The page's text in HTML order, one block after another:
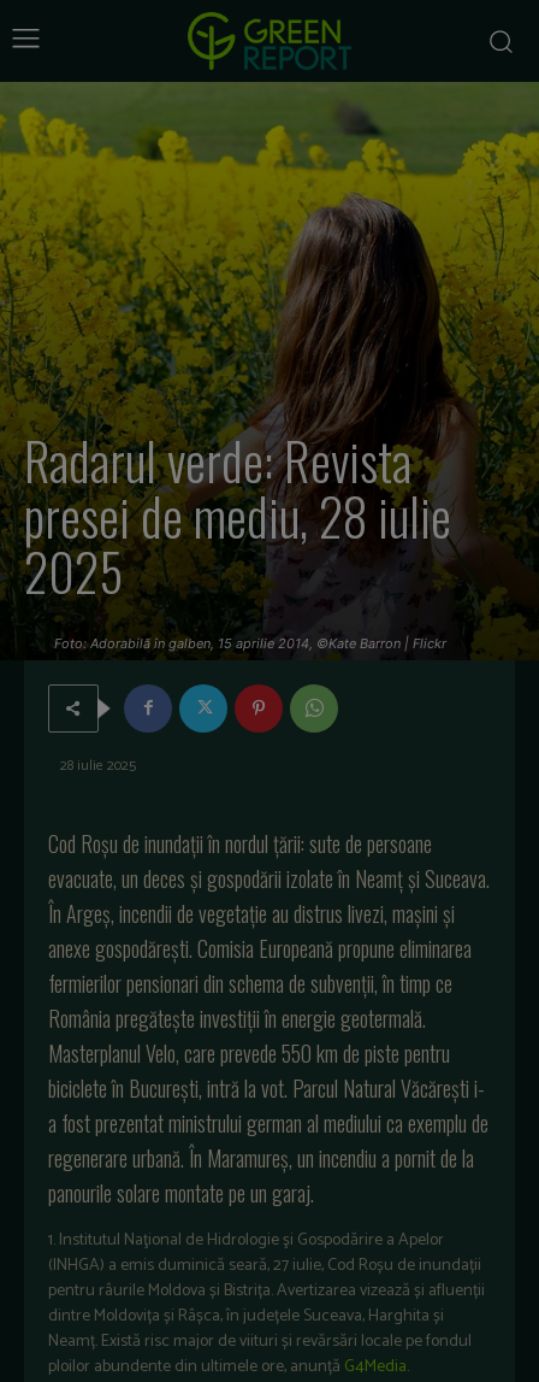
Radarul verde: Revista
presei de mediu, 28 iulie
2025
Foto: Adorabilă în galben, 15 aprilie 2014, ©Kate Barron | Flickr
28 iulie 2025
Cod Roșu de inundațiiîn nordulțării: sute de persoane
evacuate, un deces și gospodării izolateîn Neamț și Suceava.
În Argeș, incendii de vegetație au distrus livezi, mașini și
anexe gospodărești. Comisia Europeană propune eliminarea
fermierilor pensionari din schema de subvenții,în timp ce
România pregătește investițiiîn energie geotermală.
Masterplanul Velo, care prevede 550 km de piste pentru
bicicleteîn București, intră la vot. Parcul Natural Văcărești i-
a fost prezentat ministrului german al mediului ca exemplu de
regenerare urbană.În Maramureș, un incendiu a pornit de la
panourile solare montate pe un garaj.
1. Institutul Naţional de Hidrologie şi Gospodărire a Apelor
(INHGA) a emis duminică seară, 27 iulie, Cod Roșu de inundații
pentru râurile Moldova și Bistrița. Avertizarea vizează și afluenții
dintre Moldovița și Râșca, în județele Suceava, Harghita și
Neamț. Există risc major de viituri și revărsări locale pe fondul
ploilor abundente din ultimele ore, anunță G4Media.